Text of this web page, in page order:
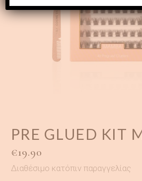
PRE GLUED KIT
€19.90
Διαθέσιμο κατόπιν παραγγελίας